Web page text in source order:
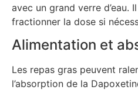
avec un grand verre d’eau.
fractionner la dose si
Alimentation et
Les repas gras peuvent
l’absorption de la